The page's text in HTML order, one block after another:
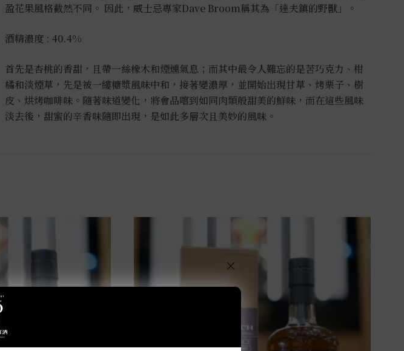
盈花果風格截然不同。 因此，威士忌專家Dave Broom稱其為「達夫鎮的野獸」。
酒精濃度 : 40.4%
首先是杏桃的香甜，且帶一絲橡木和煙燻氣息；而其中最令人難忘的是苦巧克力、柑
橘和淡煙草，先是被一縷糖漿風味中和，接著變濃厚，並開始出現甘草、烤栗子、樹
皮、烘烤咖啡味。隨著味道變化，將會品嚐到如同肉類般甜美的鮮味，而在這些風味
淡去後，甜蜜的辛香味隨即出現，是如此多層次且美妙的風味。
×